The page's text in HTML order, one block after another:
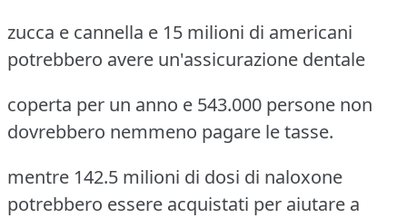
zucca e cannella e 15 milioni di americani
potrebbero avere un'assicurazione dentale
coperta per un anno e 543.000 persone non
dovrebbero nemmeno pagare le tasse.
mentre 142.5 milioni di dosi di naloxone
potrebbero essere acquistati per aiutare a